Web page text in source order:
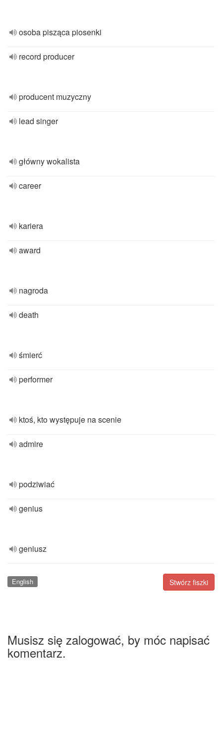
osoba pisząca piosenki
record producer
producent muzyczny
lead singer
główny wokalista
career
kariera
award
nagroda
death
śmierć
performer
ktoś, kto występuje na scenie
admire
podziwiać
genius
geniusz
Stwórz fiszki
English
Musisz się zalogować, by móc napisać
komentarz.